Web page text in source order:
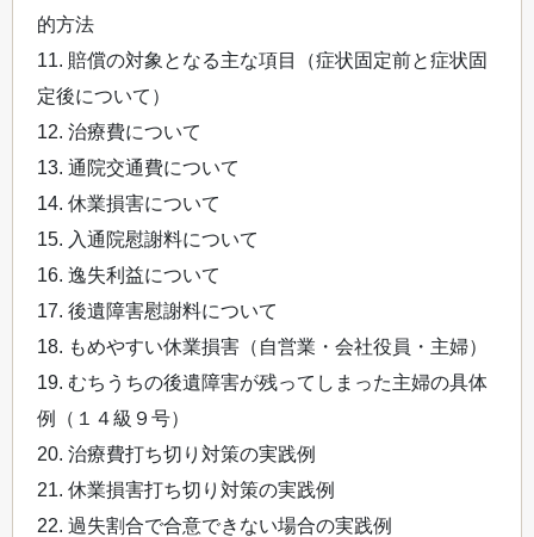
的方法
11. 賠償の対象となる主な項目（症状固定前と症状固
定後について）
12. 治療費について
13. 通院交通費について
14. 休業損害について
15. 入通院慰謝料について
16. 逸失利益について
17. 後遺障害慰謝料について
18. もめやすい休業損害（自営業・会社役員・主婦）
19. むちうちの後遺障害が残ってしまった主婦の具体
例（１４級９号）
20. 治療費打ち切り対策の実践例
21. 休業損害打ち切り対策の実践例
22. 過失割合で合意できない場合の実践例